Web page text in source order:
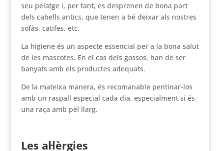
seu pelatge i, per tant, es desprenen de bona part
dels cabells antics, que tenen a bé deixar als nostres
sofàs, catifes, etc.
La higiene és un aspecte essencial per a la bona salut
de les mascotes. En el cas dels gossos, han de ser
banyats amb els productes adequats.
De la mateixa manera, és recomanable pentinar-los
amb un raspall especial cada dia, especialment si és
una raça amb pèl llarg.
Les al·lèrgies